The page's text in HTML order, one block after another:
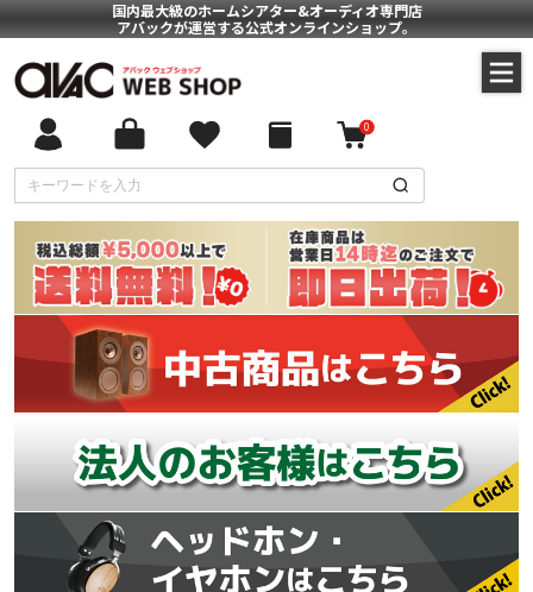
国内最大級のホームシアター&オーディオ専門店
アバックが運営する公式オンラインショップ。
0